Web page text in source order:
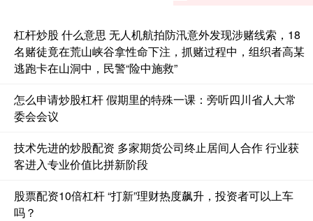
杠杆炒股 什么意思 无人机航拍防汛意外发现涉赌线索，18
名赌徒竟在荒山峡谷拿性命下注，抓赌过程中，组织者高某
逃跑卡在山洞中，民警“险中施救”
怎么申请炒股杠杆 假期里的特殊一课：旁听四川省人大常
委会会议
技术先进的炒股配资 多家期货公司终止居间人合作 行业获
客进入专业价值比拼新阶段
股票配资10倍杠杆 “打新”理财热度飙升，投资者可以上车
吗？